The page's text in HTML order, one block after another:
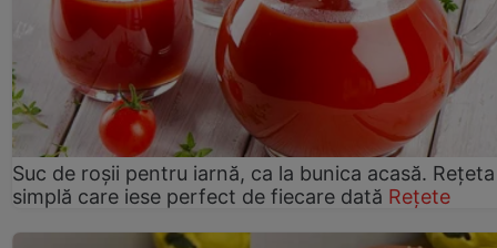
Suc de roșii pentru iarnă, ca la bunica acasă. Rețeta
simplă care iese perfect de fiecare dată Rețete